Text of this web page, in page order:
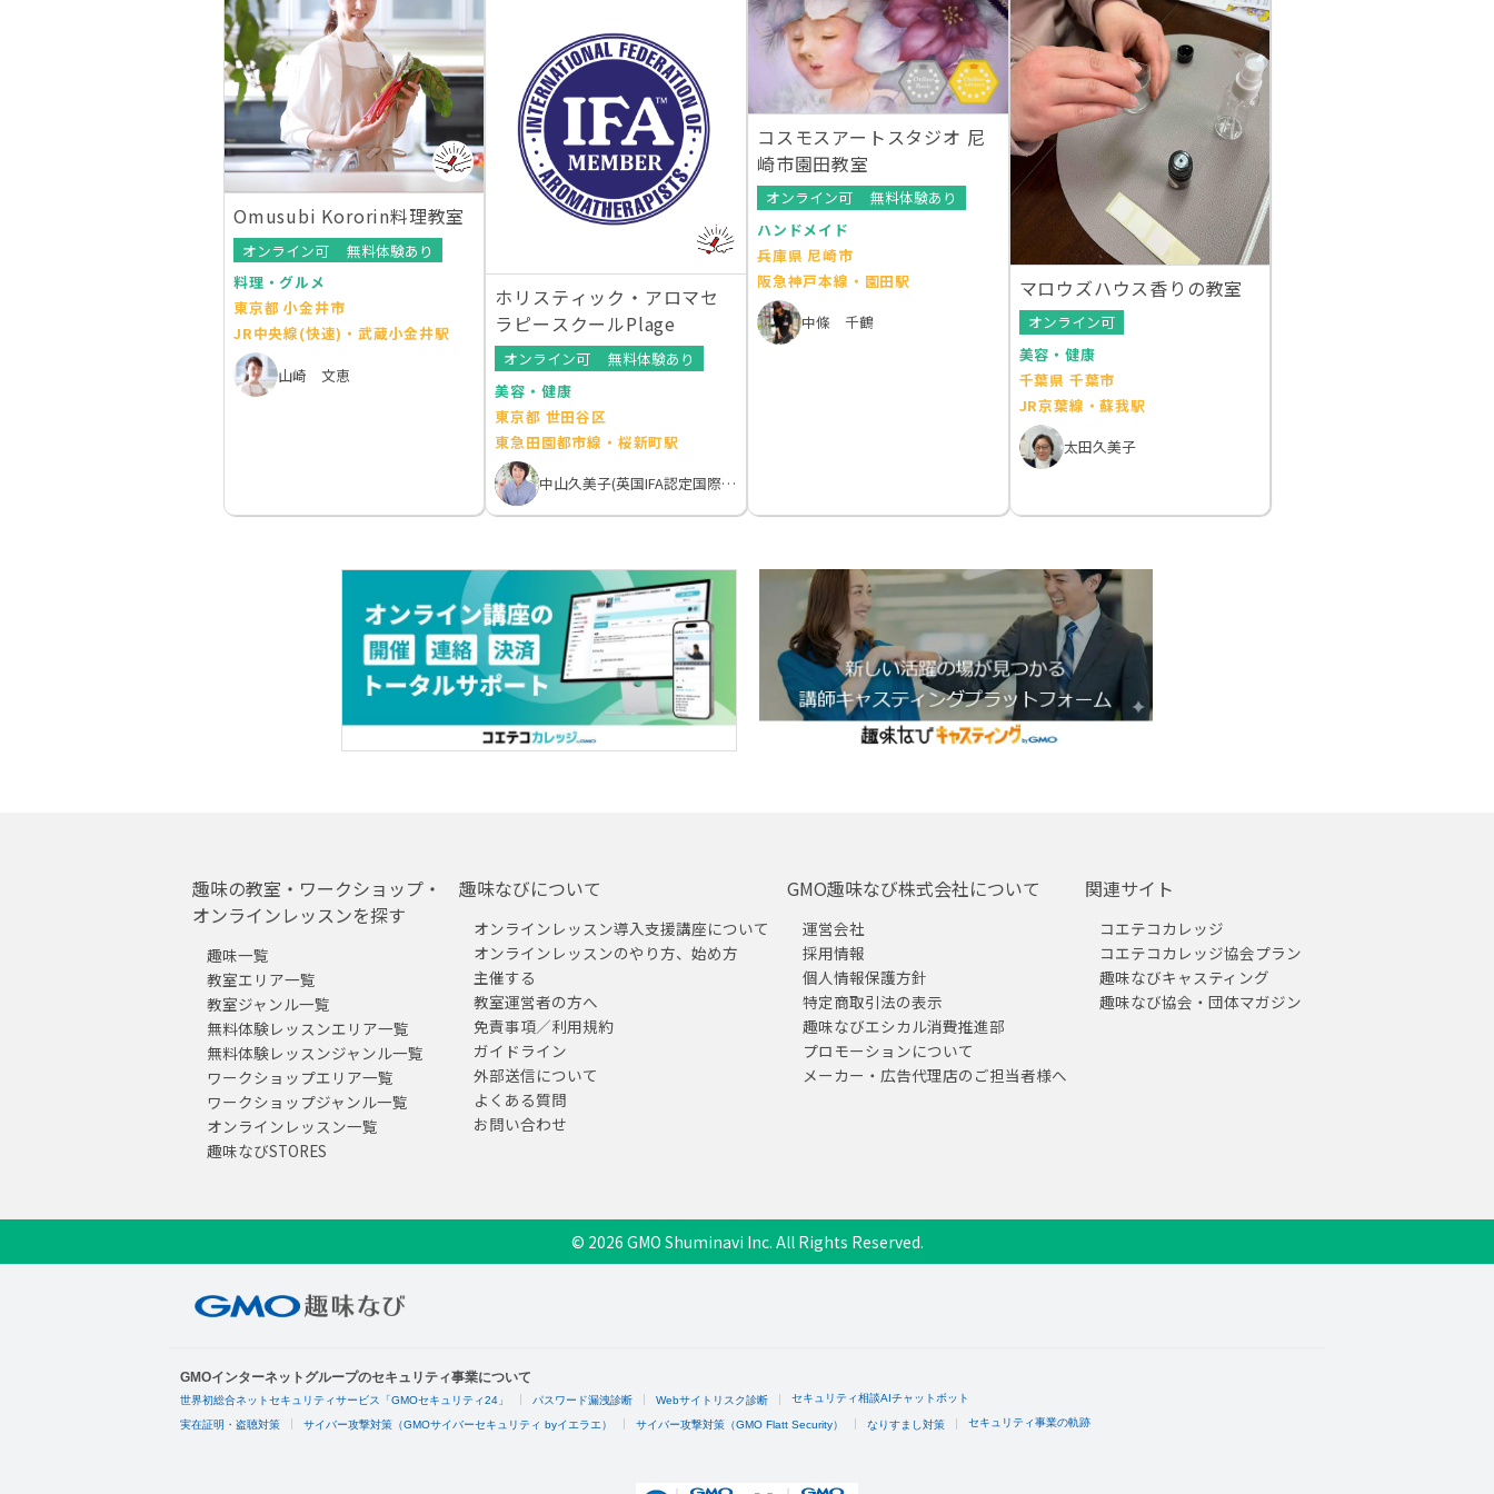
Omusubi Kororin料理教室
オンライン可
無料体験あり
料理・グルメ
東京都 小金井市
JR中央線(快速)・武蔵小金井駅
山崎 文恵
ホリスティック・アロマセ
ラピースクールPlage
オンライン可
無料体験あり
美容・健康
東京都 世田谷区
東急田園都市線・桜新町駅
中山久美子(英国IFA認定国際アロマテラピスト）
コスモスアートスタジオ 尼
崎市園田教室
オンライン可
無料体験あり
ハンドメイド
兵庫県 尼崎市
阪急神戸本線・園田駅
中條 千鶴
マロウズハウス香りの教室
オンライン可
美容・健康
千葉県 千葉市
JR京葉線・蘇我駅
太田久美子
趣味の教室・ワークショップ・
オンラインレッスンを探す
趣味一覧
教室エリア一覧
教室ジャンル一覧
無料体験レッスンエリア一覧
無料体験レッスンジャンル一覧
ワークショップエリア一覧
ワークショップジャンル一覧
オンラインレッスン一覧
趣味なびSTORES
趣味なびについて
オンラインレッスン導入支援講座について
オンラインレッスンのやり方、始め方
主催する
教室運営者の方へ
免責事項／利用規約
ガイドライン
外部送信について
よくある質問
お問い合わせ
GMO趣味なび株式会社について
運営会社
採用情報
個人情報保護方針
特定商取引法の表示
趣味なびエシカル消費推進部
プロモーションについて
メーカー・広告代理店のご担当者様へ
関連サイト
コエテコカレッジ
コエテコカレッジ協会プラン
趣味なびキャスティング
趣味なび協会・団体マガジン
© 2026 GMO Shuminavi Inc. All Rights Reserved.